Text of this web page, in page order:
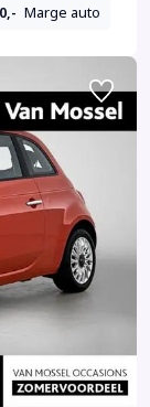
Marge auto